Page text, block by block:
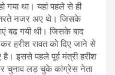
गया था। यहां पहले से ही
नजर अए थे। जिसके
बढ गयी थी। जिसके बाद
हरीश रावत को दिए जाने से
इससे पहले पूर्व मंत्री हरीश
चुनाव लड़ चुके कांग्रेस नेता